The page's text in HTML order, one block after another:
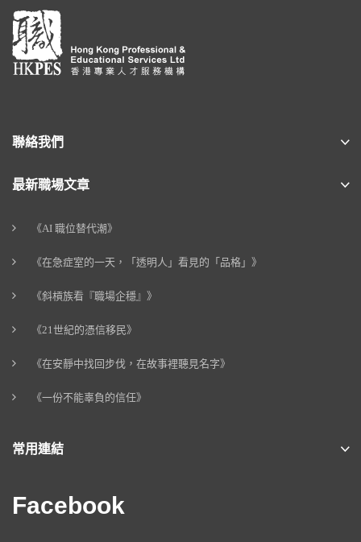
聯絡我們
最新職場文章
《AI 職位替代潮》
《在急症室的一天，「透明人」看見的「品格」》
《斜槓族看『職場企穩』》
《21世紀的憑信移民》
《在安靜中找回步伐，在故事裡聽見名字》
《一份不能辜負的信任》
常用連結
Facebook